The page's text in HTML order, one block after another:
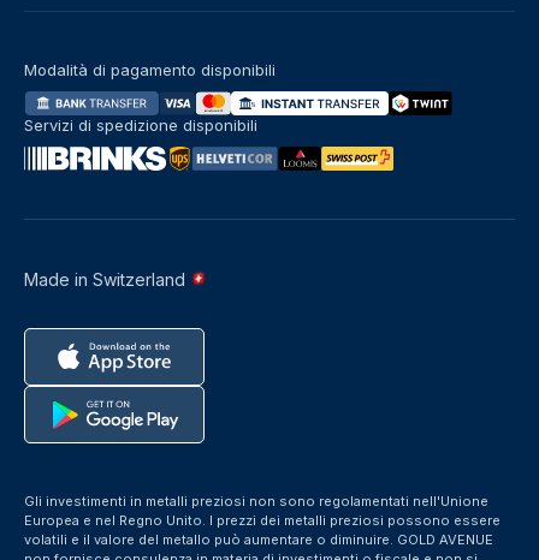
Made in Switzerland
Modalità di pagamento disponibili
Servizi di spedizione disponibili
Gli investimenti in metalli preziosi non sono regolamentati nell'Unione
Europea e nel Regno Unito. I prezzi dei metalli preziosi possono essere
volatili e il valore del metallo può aumentare o diminuire. GOLD AVENUE